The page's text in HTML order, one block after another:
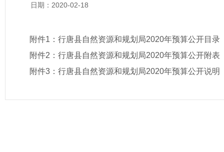
日期：2020-02-18
附件1： 行唐县自然资源和规划局2020年预算公开目录
附件2： 行唐县自然资源和规划局2020年预算公开附表
附件3： 行唐县自然资源和规划局2020年预算公开说明